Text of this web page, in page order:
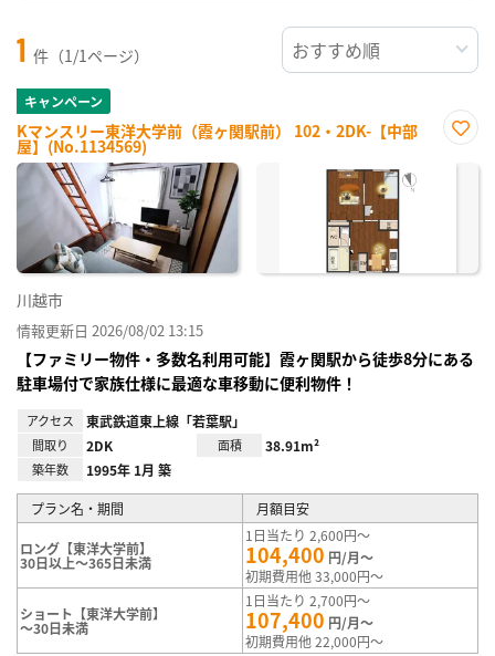
1 件（1/1ページ）
キャンペーン
Kマンスリー東洋大学前（霞ヶ関駅前） 102・2DK-【中部
屋】(No.1134569)
に入
川越市
情報更新日 2026/08/02 13:15
【ファミリー物件・多数名利用可能】霞ヶ関駅から徒歩8分にある
駐車場付で家族仕様に最適な車移動に便利物件！
アクセス 東武鉄道東上線「若葉駅」
間取り 2DK 面積 38.91m²
築年数 1995年 1月 築
プラン名・期間 月額目安
ロング【東洋大学前】
30日以上～365日未満
1日当たり 2,600円～
104,400 円/月～
初期費用他 33,000円～
ショート【東洋大学前】
～30日未満
1日当たり 2,700円～
107,400 円/月～
初期費用他 22,000円～